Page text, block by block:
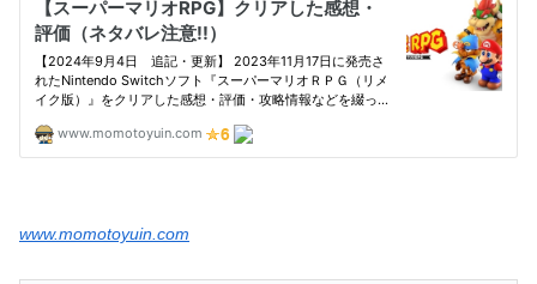
www.momotoyuin.com